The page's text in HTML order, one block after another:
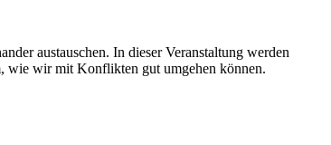
austauschen. In dieser Veranstaltung werden
wie wir mit Konflikten gut umgehen können.